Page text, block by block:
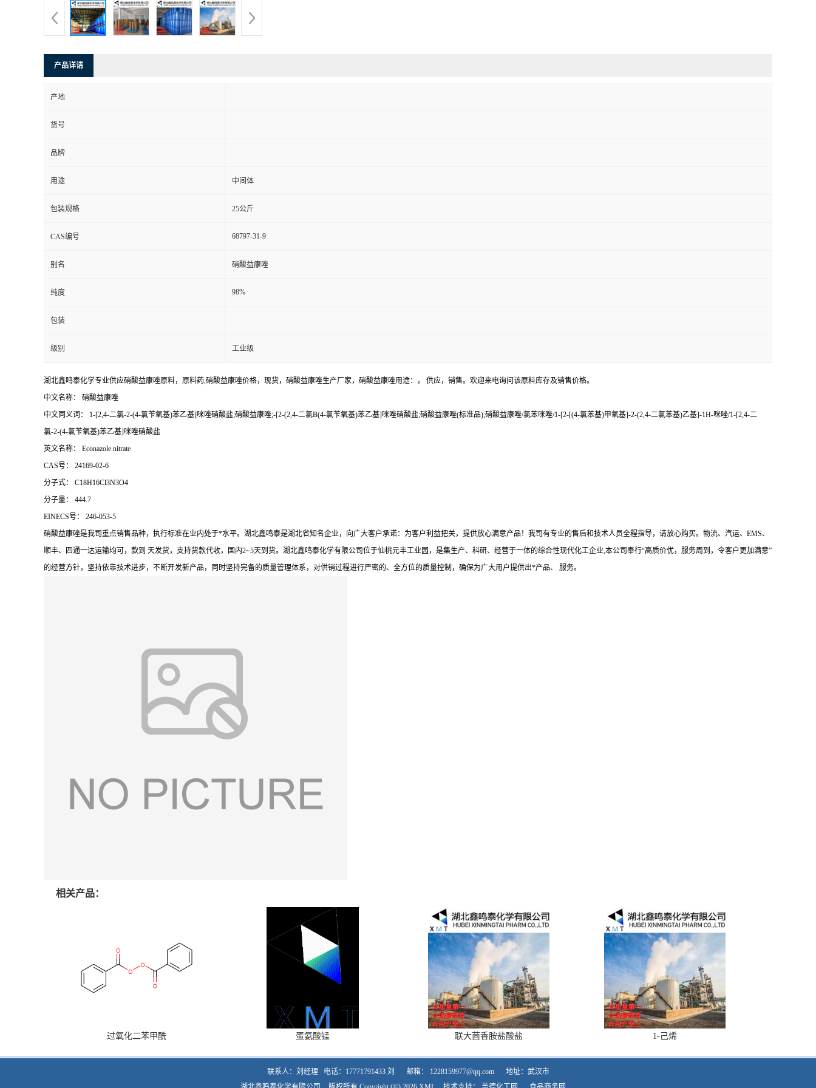
产品详请
产地
货号
品牌
用途 中间体
包装规格 25公斤
CAS编号 68797-31-9
别名 硝酸益康唑
纯度 98%
包装
级别 工业级
湖北鑫鸣泰化学专业供应硝酸益康唑原料，原料药,硝酸益康唑价格，现货，硝酸益康唑生产厂家，硝酸益康唑用途：， 供应，销售。欢迎来电询问该原料库存及销售价格。
中文名称： 硝酸益康唑
中文同义词： 1-[2,4-二氯-2-(4-氯苄氧基)苯乙基]咪唑硝酸盐;硝酸益康唑;-[2-(2,4-二氯Β(4-氯苄氧基)苯乙基]咪唑硝酸盐;硝酸益康唑(标准品);硝酸益康唑/氯苯咪唑/1-[2-[(4-氯苯基)甲氧基]-2-(2,4-二氯苯基)乙基]-1H-咪唑/1-[2,4-二
氯-2-(4-氯苄氧基)苯乙基]咪唑硝酸盐
英文名称： Econazole nitrate
CAS号： 24169-02-6
分子式： C18H16Cl3N3O4
分子量： 444.7
EINECS号： 246-053-5
硝酸益康唑是我司重点销售品种，执行标准在业内处于*水平。湖北鑫鸣泰是湖北省知名企业，向广大客户承诺：为客户利益把关，提供放心满意产品！我司有专业的售后和技术人员全程指导，请放心购买。物流、汽运、EMS、
顺丰、四通一达运输均可，款到 天发货，支持货款代收，国内2~5天到货。湖北鑫鸣泰化学有限公司位于仙桃元丰工业园，是集生产、科研、经营于一体的综合性现代化工企业,本公司奉行“高质价优，服务周到，令客户更加满意”
的经营方针，坚持依靠技术进步，不断开发新产品，同时坚持完备的质量管理体系，对供销过程进行严密的、全方位的质量控制，确保为广大用户提供出*产品、 服务。
相关产品：
过氧化二苯甲酰 蛋氨酸锰 联大茴香胺盐酸盐 1-己烯
联系人：刘经理 电话：17771791433 刘 邮箱： 1228159977@qq.com
地址：武汉市